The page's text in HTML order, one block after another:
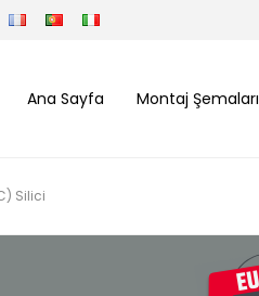
Ana Sayfa Montaj Şemaları
Silici